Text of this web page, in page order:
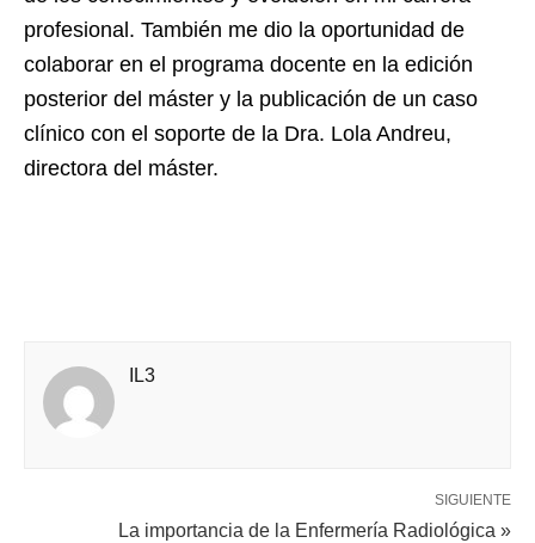
profesional. También me dio la oportunidad de
colaborar en el programa docente en la edición
posterior del máster y la publicación de un caso
clínico con el soporte de la Dra. Lola Andreu,
directora del máster.
IL3
SIGUIENTE
La importancia de la Enfermería Radiológica »